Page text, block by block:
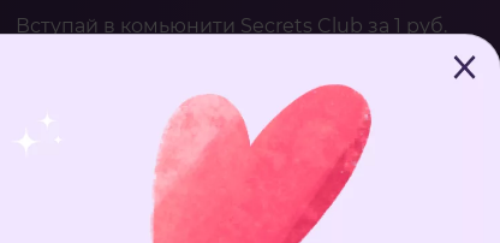
Вступай в комьюнити Secrets Club за 1 руб.
АКЦИИ